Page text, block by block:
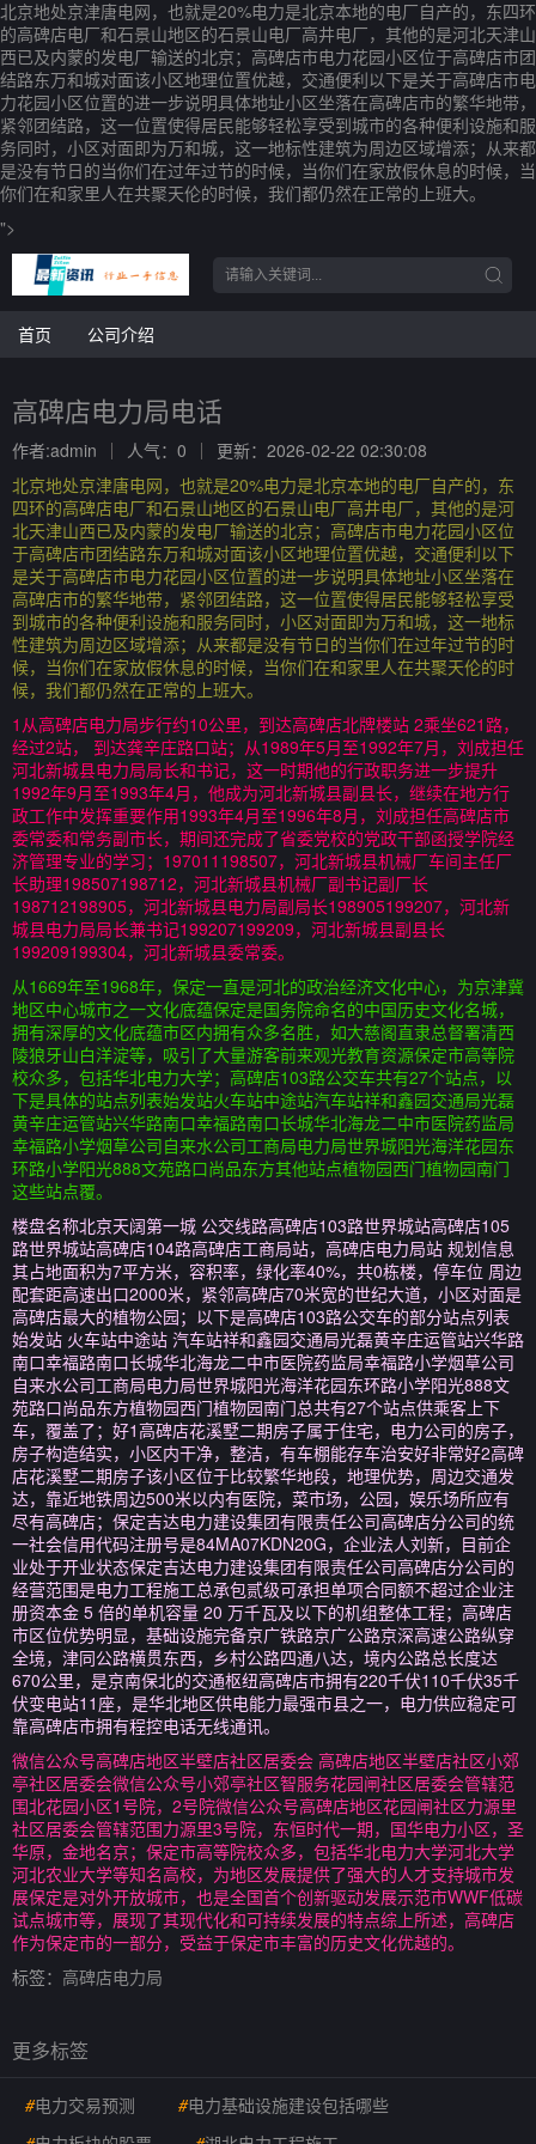
北京地处京津唐电网，也就是20%电力是北京本地的电厂自产的，东四环
的高碑店电厂和石景山地区的石景山电厂高井电厂，其他的是河北天津山
西已及内蒙的发电厂输送的北京；高碑店市电力花园小区位于高碑店市团
结路东万和城对面该小区地理位置优越，交通便利以下是关于高碑店市电
力花园小区位置的进一步说明具体地址小区坐落在高碑店市的繁华地带，
紧邻团结路，这一位置使得居民能够轻松享受到城市的各种便利设施和服
务同时，小区对面即为万和城，这一地标性建筑为周边区域增添；从来都
是没有节日的当你们在过年过节的时候，当你们在家放假休息的时候，当
你们在和家里人在共聚天伦的时候，我们都仍然在正常的上班大。
">
首页 公司介绍
高碑店电力局电话
作者:admin 人气：0
更新：2026-02-22 02:30:08
北京地处京津唐电网，也就是20%电力是北京本地的电厂自产的，东
四环的高碑店电厂和石景山地区的石景山电厂高井电厂，其他的是河
北天津山西已及内蒙的发电厂输送的北京；高碑店市电力花园小区位
于高碑店市团结路东万和城对面该小区地理位置优越，交通便利以下
是关于高碑店市电力花园小区位置的进一步说明具体地址小区坐落在
高碑店市的繁华地带，紧邻团结路，这一位置使得居民能够轻松享受
到城市的各种便利设施和服务同时，小区对面即为万和城，这一地标
性建筑为周边区域增添；从来都是没有节日的当你们在过年过节的时
候，当你们在家放假休息的时候，当你们在和家里人在共聚天伦的时
候，我们都仍然在正常的上班大。
1从高碑店电力局步行约10公里，到达高碑店北牌楼站 2乘坐621路，
经过2站， 到达龚辛庄路口站；从1989年5月至1992年7月，刘成担任
河北新城县电力局局长和书记，这一时期他的行政职务进一步提升
1992年9月至1993年4月，他成为河北新城县副县长，继续在地方行
政工作中发挥重要作用1993年4月至1996年8月，刘成担任高碑店市
委常委和常务副市长，期间还完成了省委党校的党政干部函授学院经
济管理专业的学习；197011198507，河北新城县机械厂车间主任厂
长助理198507198712，河北新城县机械厂副书记副厂长
198712198905，河北新城县电力局副局长198905199207，河北新
城县电力局局长兼书记199207199209，河北新城县副县长
199209199304，河北新城县委常委。
从1669年至1968年，保定一直是河北的政治经济文化中心，为京津冀
地区中心城市之一文化底蕴保定是国务院命名的中国历史文化名城，
拥有深厚的文化底蕴市区内拥有众多名胜，如大慈阁直隶总督署清西
陵狼牙山白洋淀等，吸引了大量游客前来观光教育资源保定市高等院
校众多，包括华北电力大学；高碑店103路公交车共有27个站点，以
下是具体的站点列表始发站火车站中途站汽车站祥和鑫园交通局光磊
黄辛庄运管站兴华路南口幸福路南口长城华北海龙二中市医院药监局
幸福路小学烟草公司自来水公司工商局电力局世界城阳光海洋花园东
环路小学阳光888文苑路口尚品东方其他站点植物园西门植物园南门
这些站点覆。
楼盘名称北京天阔第一城 公交线路高碑店103路世界城站高碑店105
路世界城站高碑店104路高碑店工商局站，高碑店电力局站 规划信息
其占地面积为7平方米，容积率，绿化率40%，共0栋楼，停车位 周边
配套距高速出口2000米，紧邻高碑店70米宽的世纪大道，小区对面是
高碑店最大的植物公园；以下是高碑店103路公交车的部分站点列表
始发站 火车站中途站 汽车站祥和鑫园交通局光磊黄辛庄运管站兴华路
南口幸福路南口长城华北海龙二中市医院药监局幸福路小学烟草公司
自来水公司工商局电力局世界城阳光海洋花园东环路小学阳光888文
苑路口尚品东方植物园西门植物园南门总共有27个站点供乘客上下
车，覆盖了；好1高碑店花溪墅二期房子属于住宅，电力公司的房子，
房子构造结实，小区内干净，整洁，有车棚能存车治安好非常好2高碑
店花溪墅二期房子该小区位于比较繁华地段，地理优势，周边交通发
达，靠近地铁周边500米以内有医院，菜市场，公园，娱乐场所应有
尽有高碑店；保定吉达电力建设集团有限责任公司高碑店分公司的统
一社会信用代码注册号是84MA07KDN20G，企业法人刘新，目前企
业处于开业状态保定吉达电力建设集团有限责任公司高碑店分公司的
经营范围是电力工程施工总承包贰级可承担单项合同额不超过企业注
册资本金 5 倍的单机容量 20 万千瓦及以下的机组整体工程；高碑店
市区位优势明显，基础设施完备京广铁路京广公路京深高速公路纵穿
全境，津同公路横贯东西，乡村公路四通八达，境内公路总长度达
670公里，是京南保北的交通枢纽高碑店市拥有220千伏110千伏35千
伏变电站11座，是华北地区供电能力最强市县之一，电力供应稳定可
靠高碑店市拥有程控电话无线通讯。
微信公众号高碑店地区半壁店社区居委会 高碑店地区半壁店社区小郊
亭社区居委会微信公众号小郊亭社区智服务花园闸社区居委会管辖范
围北花园小区1号院，2号院微信公众号高碑店地区花园闸社区力源里
社区居委会管辖范围力源里3号院，东恒时代一期，国华电力小区，圣
华原，金地名京；保定市高等院校众多，包括华北电力大学河北大学
河北农业大学等知名高校，为地区发展提供了强大的人才支持城市发
展保定是对外开放城市，也是全国首个创新驱动发展示范市WWF低碳
试点城市等，展现了其现代化和可持续发展的特点综上所述，高碑店
作为保定市的一部分，受益于保定市丰富的历史文化优越的。
标签： 高碑店电力局
更多标签
#电力交易预测 #电力基础设施建设包括哪些